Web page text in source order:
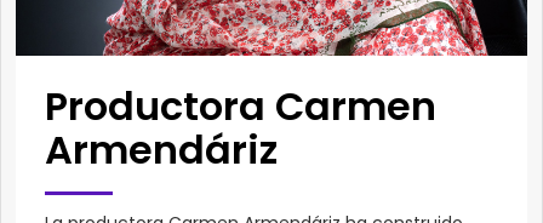
Productora Carmen
Armendáriz